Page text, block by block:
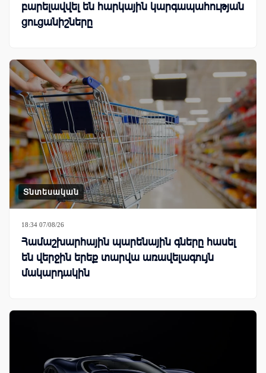
բարելավվել են հարկային կարգապահության
ցուցանիշները
Տնտեսական
18:34 07/08/26
Համաշխարհային պարենային գները հասել
են վերջին երեք տարվա առավելագույն
մակարդակին